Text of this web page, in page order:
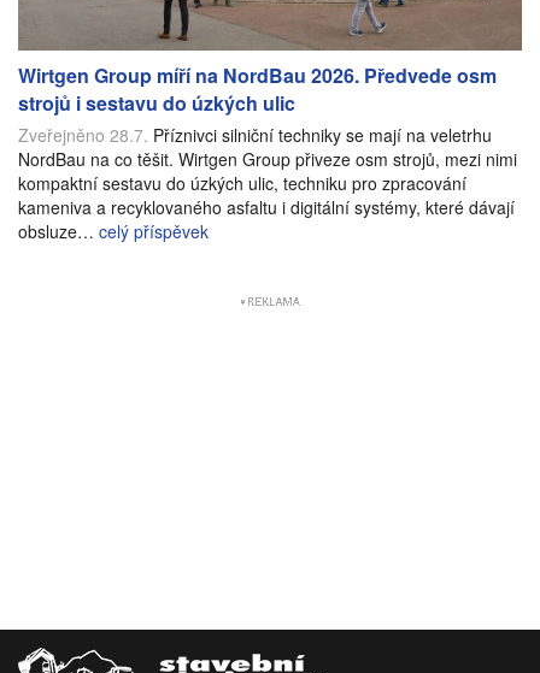
Wirtgen Group míří na NordBau 2026. Předvede osm
strojů i sestavu do úzkých ulic
Zveřejněno 28.7. Příznivci silniční techniky se mají na veletrhu
NordBau na co těšit. Wirtgen Group přiveze osm strojů, mezi nimi
kompaktní sestavu do úzkých ulic, techniku pro zpracování
kameniva a recyklovaného asfaltu i digitální systémy, které dávají
obsluze… celý příspěvek